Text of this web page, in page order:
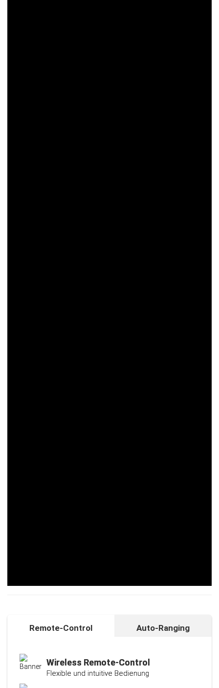
Remote-Control Auto-Ranging
Wireless Remote-Control
Flexible und intuitive Bedienung
Kalibrierungsfunktion
Das Steuergerät (ECU) verfügt über eine